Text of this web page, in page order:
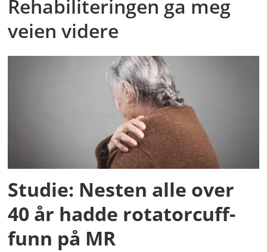
Rehabiliteringen ga meg
veien videre
Studie: Nesten alle over
40 år hadde rotatorcuff-
funn på MR